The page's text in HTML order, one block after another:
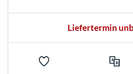
Liefertermin